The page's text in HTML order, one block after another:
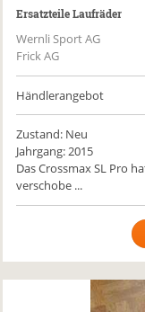
Ersatzteile Laufräder
Wernli Sport AG
Frick AG
Händlerangebot
Zustand: Neu
Jahrgang: 2015
Das Crossmax SL Pro
verschobe ...